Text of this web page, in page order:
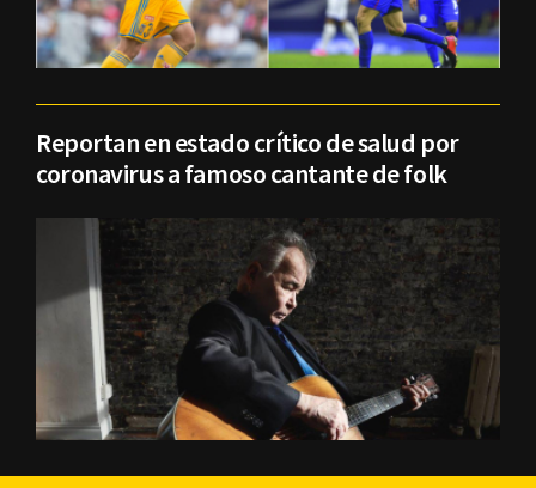
Reportan en estado crítico de salud por
coronavirus a famoso cantante de folk